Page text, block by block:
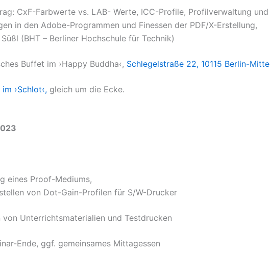
CxF-Farbwerte vs. LAB- Werte, ICC-Profile, Profilverwaltung und
in den Adobe-Programmen und Finessen der PDF/X-Erstellung,
(BHT – Berliner Hochschule für Technik)
Buffet im ›Happy Buddha‹, Schlegelstraße 22, 10115 Berlin-Mitte
›Schlot‹, gleich um die Ecke.
eines Proof-Mediums,
von Dot-Gain-Profilen für S/W-Drucker
von Unterrichtsmaterialien und Testdrucken
Ende, ggf. gemeinsames Mittagessen